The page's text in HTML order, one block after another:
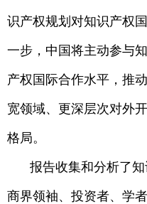
识产权规划对知识产权
一步，中国将主动参与
产权国际合作水平，推
宽领域、更深层次对外
格局。
报告收集和分析了知
商界领袖、投资者、学